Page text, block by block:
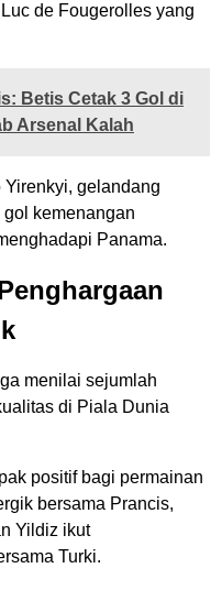
de Fougerolles yang
Betis Cetak 3 Gol di
Arsenal Kalah
gelandang
kemenangan
Panama.
menilai sejumlah
di Piala Dunia
positif bagi permainan
bersama Prancis,
Yildiz ikut
Turki.